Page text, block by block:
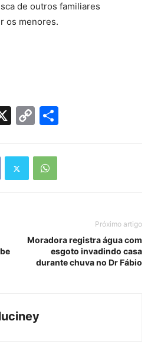
de outros familiares
os menores.
X
Copy
Próximo artigo
Moradora registra água com
esgoto invadindo casa
durante chuva no Dr Fábio